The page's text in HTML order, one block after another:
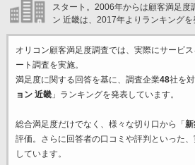
スタート。2006年からは顧客満足度
ン 近畿は、2017年よりランキングを
オリコン顧客満足度調査では、実際にサービ
ート調査を実施。
満足度に関する回答を基に、調査企業48社を
ョン 近畿」ランキングを発表しています。
総合満足度だけでなく、様々な切り口から「
評価。さらに回答者の口コミや評判といった
しています。